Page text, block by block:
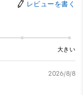
レビューを書く
大きい
2026/8/8